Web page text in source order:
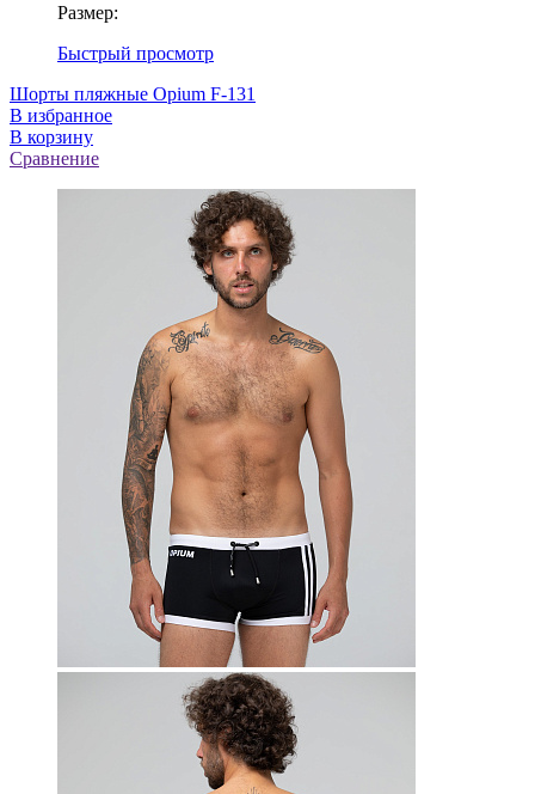
Размер:
Быстрый просмотр
Шорты пляжные Opium F-131
В избранное
В корзину
Сравнение